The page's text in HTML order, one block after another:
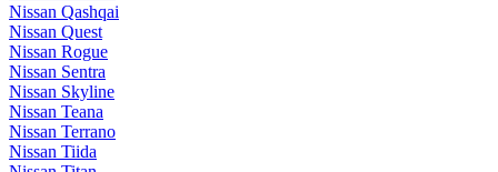
Nissan Qashqai
Nissan Quest
Nissan Rogue
Nissan Sentra
Nissan Skyline
Nissan Teana
Nissan Terrano
Nissan Tiida